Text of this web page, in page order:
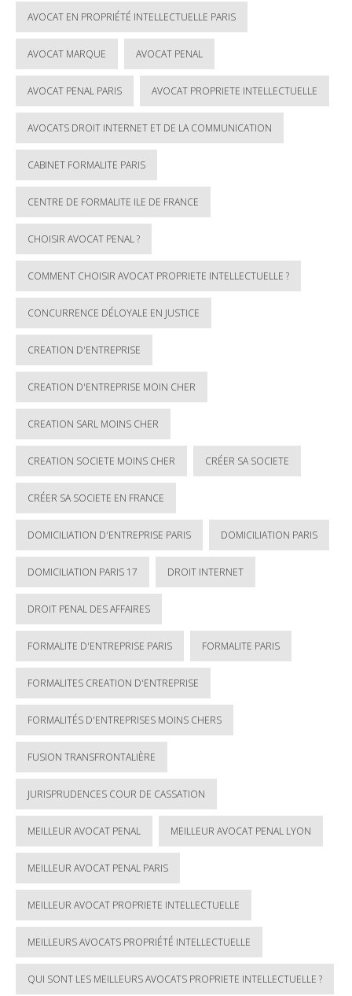
AVOCAT EN PROPRIÉTÉ INTELLECTUELLE PARIS
AVOCAT MARQUE AVOCAT PENAL
AVOCAT PENAL PARIS AVOCAT PROPRIETE INTELLECTUELLE
AVOCATS DROIT INTERNET ET DE LA COMMUNICATION
CABINET FORMALITE PARIS
CENTRE DE FORMALITE ILE DE FRANCE
CHOISIR AVOCAT PENAL ?
COMMENT CHOISIR AVOCAT PROPRIETE INTELLECTUELLE ?
CONCURRENCE DÉLOYALE EN JUSTICE
CREATION D'ENTREPRISE
CREATION D'ENTREPRISE MOIN CHER
CREATION SARL MOINS CHER
CREATION SOCIETE MOINS CHER CRÉER SA SOCIETE
CRÉER SA SOCIETE EN FRANCE
DOMICILIATION D'ENTREPRISE PARIS DOMICILIATION PARIS
DOMICILIATION PARIS 17 DROIT INTERNET
DROIT PENAL DES AFFAIRES
FORMALITE D'ENTREPRISE PARIS FORMALITE PARIS
FORMALITES CREATION D'ENTREPRISE
FORMALITÉS D'ENTREPRISES MOINS CHERS
FUSION TRANSFRONTALIÈRE
JURISPRUDENCES COUR DE CASSATION
MEILLEUR AVOCAT PENAL MEILLEUR AVOCAT PENAL LYON
MEILLEUR AVOCAT PENAL PARIS
MEILLEUR AVOCAT PROPRIETE INTELLECTUELLE
MEILLEURS AVOCATS PROPRIÉTÉ INTELLECTUELLE
QUI SONT LES MEILLEURS AVOCATS PROPRIETE INTELLECTUELLE ?